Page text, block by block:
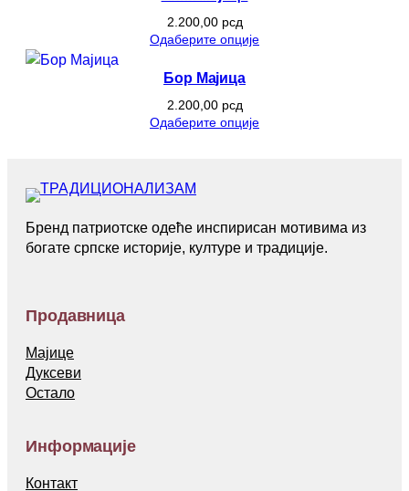
2.200,00 рсд
Одаберите опције
Бор Мајица
2.200,00 рсд
Одаберите опције
Бренд патриотске одеће инспирисан мотивима из
богате српске историје, културе и традиције.
Продавница
Мајице
Дуксеви
Остало
Информације
Контакт